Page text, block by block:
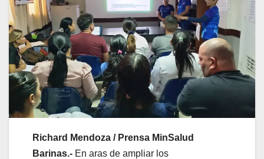
Richard Mendoza / Prensa MinSalud
Barinas.- En aras de ampliar los